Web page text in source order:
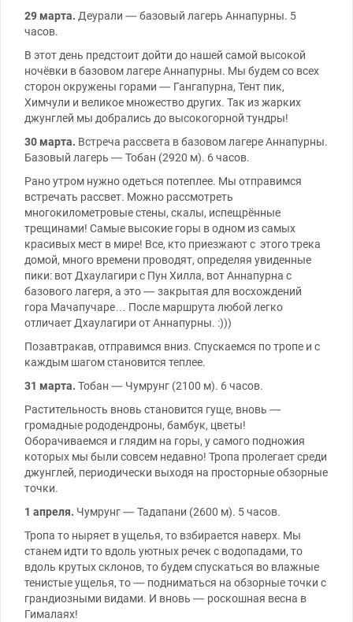
29 марта. Деурали — базовый лагерь Аннапурны. 5
часов.
В этот день предстоит дойти до нашей самой высокой
ночёвки в базовом лагере Аннапурны. Мы будем со всех
сторон окружены горами — Гангапурна, Тент пик,
Химчули и великое множество других. Так из жарких
джунглей мы добрались до высокогорной тундры!
30 марта. Встреча рассвета в базовом лагере Аннапурны.
Базовый лагерь — Тобан (2920 м). 6 часов.
Рано утром нужно одеться потеплее. Мы отправимся
встречать рассвет. Можно рассмотреть
многокилометровые стены, скалы, испещрённые
трещинами! Самые высокие горы в одном из самых
красивых мест в мире! Все, кто приезжают с этого трека
домой, много времени проводят, определяя увиденные
пики: вот Дхаулагири с Пун Хилла, вот Аннапурна с
базового лагеря, а это — закрытая для восхождений
гора Мачапучаре… После маршрута любой легко
отличает Дхаулагири от Аннапурны. :)))
Позавтракав, отправимся вниз. Спускаемся по тропе и с
каждым шагом становится теплее.
31 марта. Тобан — Чумрунг (2100 м). 6 часов.
Растительность вновь становится гуще, вновь —
громадные рододендроны, бамбук, цветы!
Оборачиваемся и глядим на горы, у самого подножия
которых мы были совсем недавно! Тропа пролегает среди
джунглей, периодически выходя на просторные обзорные
точки.
1 апреля. Чумрунг — Тадапани (2600 м). 5 часов.
Тропа то ныряет в ущелья, то взбирается наверх. Мы
станем идти то вдоль уютных речек с водопадами, то
вдоль крутых склонов, то будем спускаться во влажные
тенистые ущелья, то — подниматься на обзорные точки с
грандиозными видами. И вновь — роскошная весна в
Гималаях!